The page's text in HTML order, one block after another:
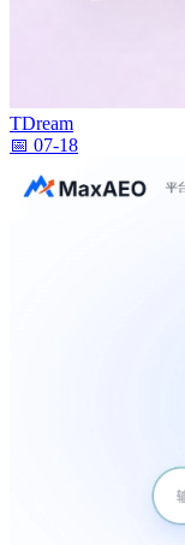
TDream
📅 07-18